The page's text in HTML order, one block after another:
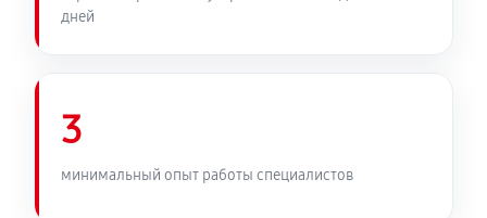
дней
3
минимальный опыт работы специалистов